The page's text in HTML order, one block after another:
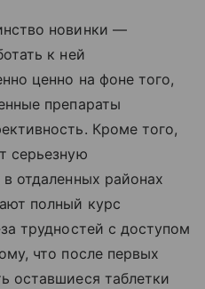
новинки —
к ней
ценно на фоне того,
препараты
Кроме того,
серьезную
отдаленных районах
полный курс
трудностей с доступом
что после первых
оставшиеся таблетки